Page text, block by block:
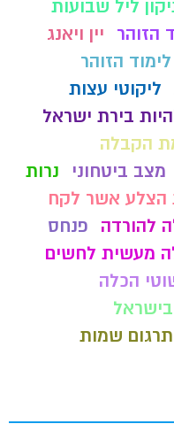
ליל שבועות
הזוהר
יין ויאנג
לימוד הזוהר
ליקוטי עצות
בירת ישראל
הקבלה
מצב ביטחוני
נרות
הצלע אשר לקח
להורדה
פנחס
מעשית לחשים
הכלה
שמות